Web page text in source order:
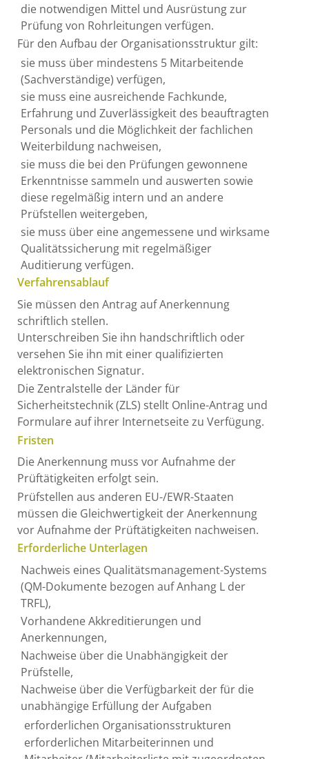
die notwendigen Mittel und Ausrüstung zur
Prüfung von Rohrleitungen verfügen.
Für den Aufbau der Organisationsstruktur gilt:
sie muss über mindestens 5 Mitarbeitende
(Sachverständige) verfügen,
sie muss eine ausreichende Fachkunde,
Erfahrung und Zuverlässigkeit des beauftragten
Personals und die Möglichkeit der fachlichen
Weiterbildung nachweisen,
sie muss die bei den Prüfungen gewonnene
Erkenntnisse sammeln und auswerten sowie
diese regelmäßig intern und an andere
Prüfstellen weitergeben,
sie muss über eine angemessene und wirksame
Qualitätssicherung mit regelmäßiger
Auditierung verfügen.
Verfahrensablauf
Sie müssen den Antrag auf Anerkennung
schriftlich stellen.
Unterschreiben Sie ihn handschriftlich oder
versehen Sie ihn mit einer qualifizierten
elektronischen Signatur.
Die Zentralstelle der Länder für
Sicherheitstechnik (ZLS) stellt Online-Antrag und
Formulare auf ihrer Internetseite zu Verfügung.
Fristen
Die Anerkennung muss vor Aufnahme der
Prüftätigkeiten erfolgt sein.
Prüfstellen aus anderen EU-/EWR-Staaten
müssen die Gleichwertigkeit der Anerkennung
vor Aufnahme der Prüftätigkeiten nachweisen.
Erforderliche Unterlagen
Nachweis eines Qualitätsmanagement-Systems
(QM-Dokumente bezogen auf Anhang L der
TRFL),
Vorhandene Akkreditierungen und
Anerkennungen,
Nachweise über die Unabhängigkeit der
Prüfstelle,
Nachweise über die Verfügbarkeit der für die
unabhängige Erfüllung der Aufgaben
erforderlichen Organisationsstrukturen
erforderlichen Mitarbeiterinnen und